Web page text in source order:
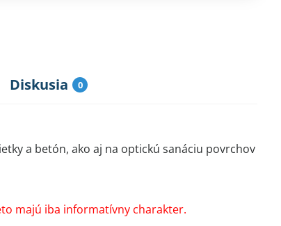
Diskusia 0
a betón, ako aj na optickú sanáciu povrchov
majú iba informatívny charakter.